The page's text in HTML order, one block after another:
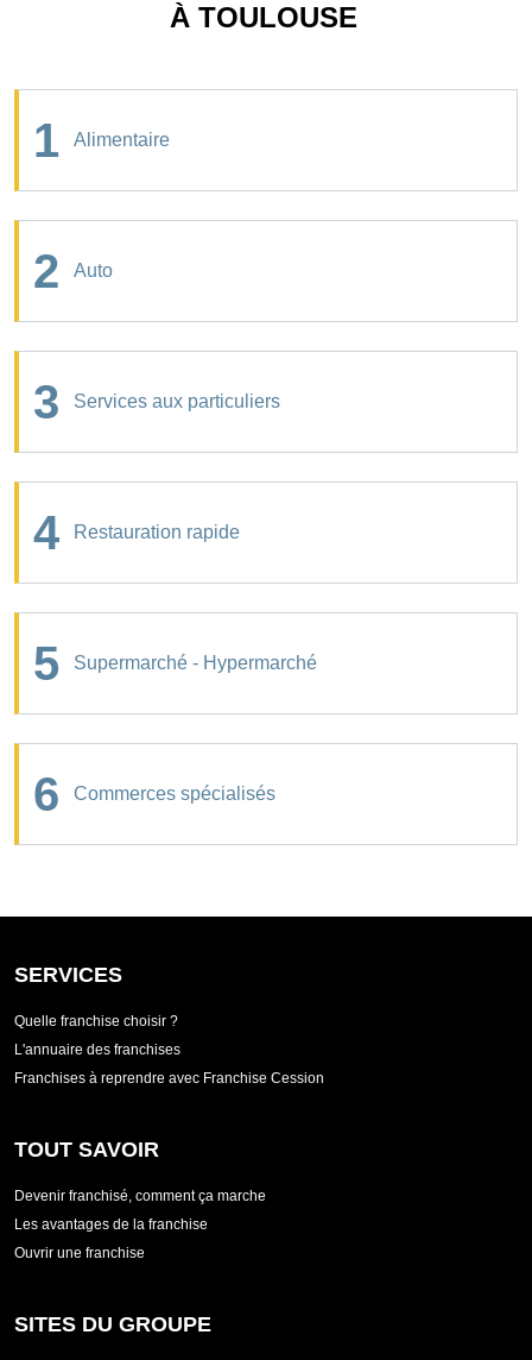
À TOULOUSE
1 Alimentaire
2 Auto
3 Services aux particuliers
4 Restauration rapide
5 Supermarché - Hypermarché
6 Commerces spécialisés
SERVICES
Quelle franchise choisir ?
L'annuaire des franchises
Franchises à reprendre avec Franchise Cession
TOUT SAVOIR
Devenir franchisé, comment ça marche
Les avantages de la franchise
Ouvrir une franchise
SITES DU GROUPE